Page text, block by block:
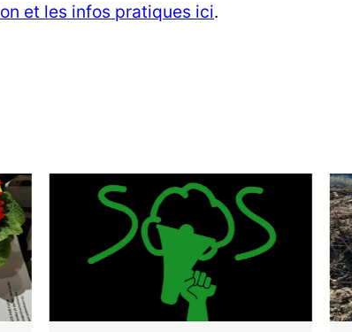
et les infos pratiques ici.